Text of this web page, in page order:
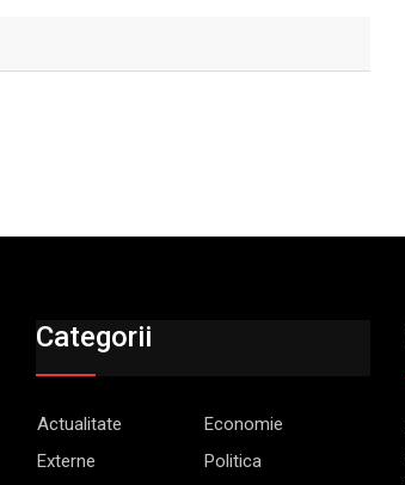
Categorii
Actualitate
Economie
Externe
Politica